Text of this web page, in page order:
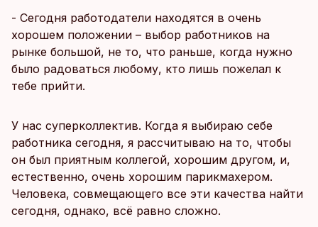
- Сегодня работодатели находятся в очень
хорошем положении – выбор работников на
рынке большой, не то, что раньше, когда нужно
было радоваться любому, кто лишь пожелал к
тебе прийти.
У нас суперколлектив. Когда я выбираю себе
работника сегодня, я рассчитываю на то, чтобы
он был приятным коллегой, хорошим другом, и,
естественно, очень хорошим парикмахером.
Человека, совмещающего все эти качества найти
сегодня, однако, всё равно сложно.